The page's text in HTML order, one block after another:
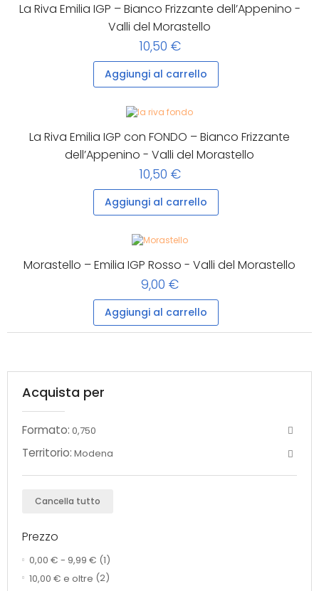
La Riva Emilia IGP – Bianco Frizzante dell’Appenino -
Valli del Morastello
10,50 €
Aggiungi al carrello
La Riva Emilia IGP con FONDO – Bianco Frizzante
dell’Appenino - Valli del Morastello
10,50 €
Aggiungi al carrello
Morastello – Emilia IGP Rosso - Valli del Morastello
9,00 €
Aggiungi al carrello
Acquista per
Formato: 0,750
Territorio: Modena
Cancella tutto
Prezzo
0,00 € - 9,99 € (1)
10,00 € e oltre (2)